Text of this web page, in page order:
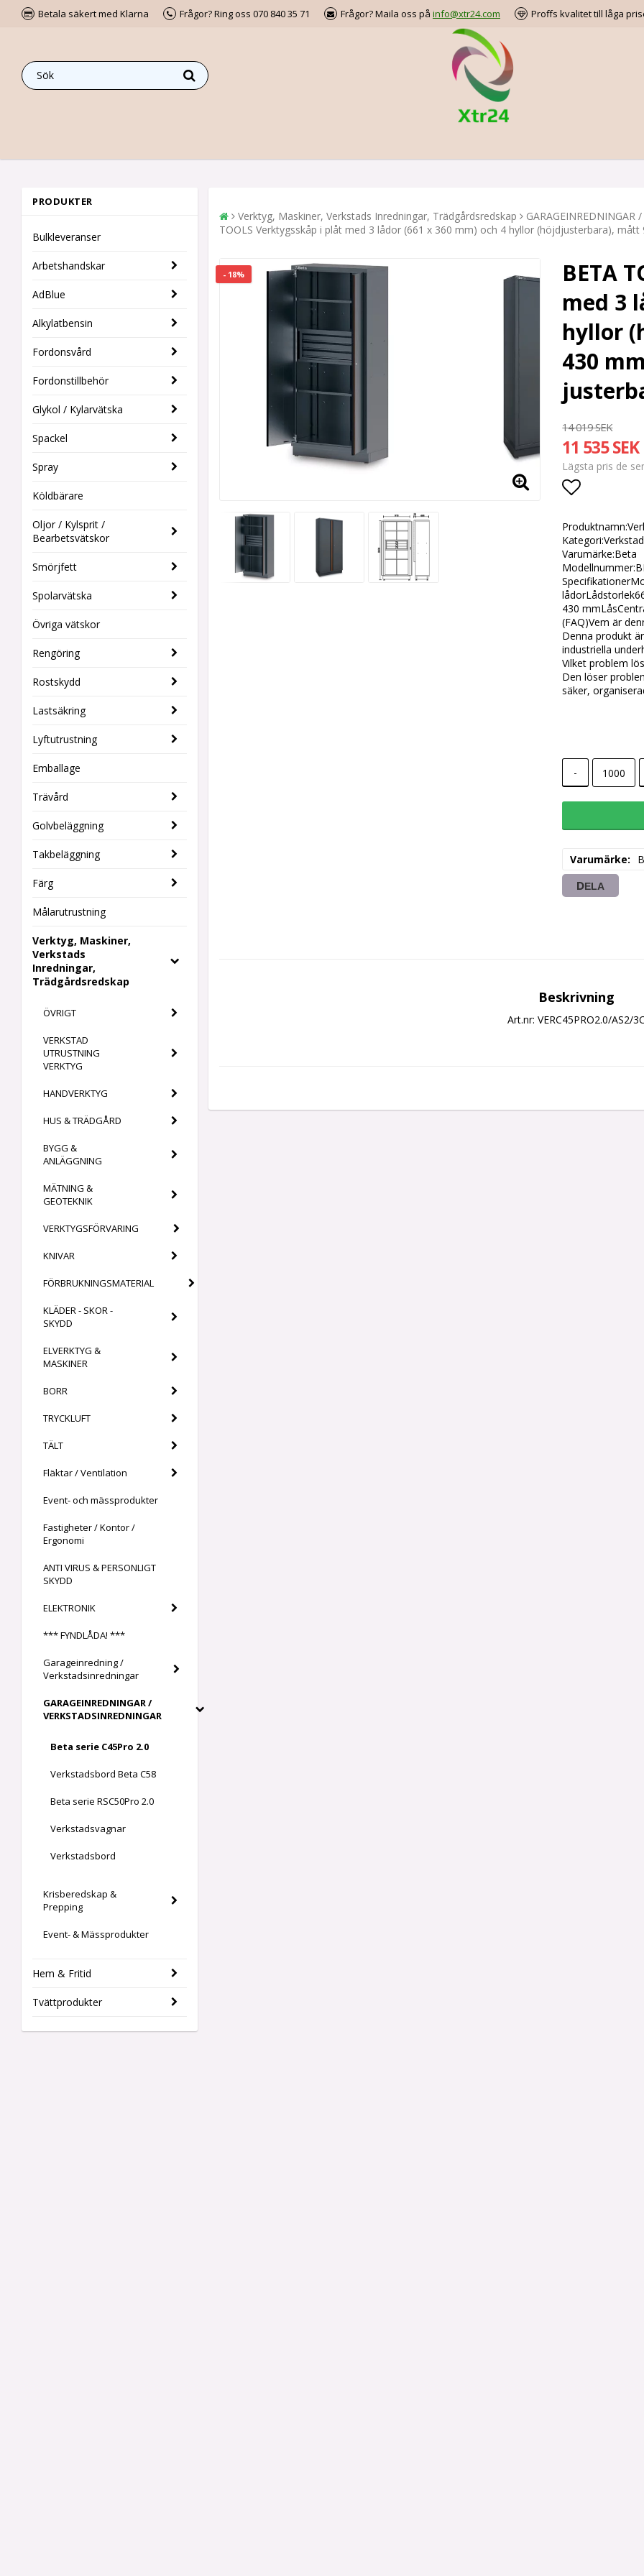
Betala säkert med Klarna Frågor? Ring oss 070 840 35 71 Frågor? Maila oss på info@xtr24.com Proffs kvalitet till låga
PRODUKTER
Bulkleveranser
Arbetshandskar
AdBlue
Alkylatbensin
Fordonsvård
Fordonstillbehör
Glykol / Kylarvätska
Spackel
Spray
Köldbärare
Oljor / Kylsprit /
Bearbetsvätskor
Smörjfett
Spolarvätska
Övriga vätskor
Rengöring
Rostskydd
Lastsäkring
Lyftutrustning
Emballage
Trävård
Golvbeläggning
Takbeläggning
Färg
Målarutrustning
Verktyg, Maskiner,
Verkstads
Inredningar,
Trädgårdsredskap
ÖVRIGT
VERKSTAD
UTRUSTNING
VERKTYG
HANDVERKTYG
HUS & TRÄDGÅRD
BYGG &
ANLÄGGNING
MÄTNING &
GEOTEKNIK
VERKTYGSFÖRVARING
KNIVAR
FÖRBRUKNINGSMATERIAL
KLÄDER - SKOR -
SKYDD
ELVERKTYG &
MASKINER
BORR
TRYCKLUFT
TÄLT
Fläktar / Ventilation
Event- och mässprodukter
Fastigheter / Kontor /
Ergonomi
ANTI VIRUS & PERSONLIGT
SKYDD
ELEKTRONIK
*** FYNDLÅDA! ***
Garageinredning /
Verkstadsinredningar
GARAGEINREDNINGAR /
VERKSTADSINREDNINGAR
Beta serie C45Pro 2.0
Verkstadsbord Beta C58
Beta serie RSC50Pro 2.0
Verkstadsvagnar
Verkstadsbord
Krisberedskap &
Prepping
Event- & Mässprodukter
Hem & Fritid
Tvättprodukter
Verktyg, Maskiner, Verkstads Inredningar, Trädgårdsredskap
GARAGEINREDNINGAR
TOOLS Verktygsskåp i plåt med 3 lådor (661 x 360 mm) och 4 hyllor (höjdjusterbara),
- 18%
BETA
med 3
hyllor
430
14 019 SEK
11 535 SEK
Lägsta pris de
Varumärke:Beta
430
(FAQ)Vem är
Denna produkt
industriella
Vilket problem
Den löser
säker,
-
Varumärke
DELA
Beskrivning
Art.nr: VERC45PRO2.0/AS2/